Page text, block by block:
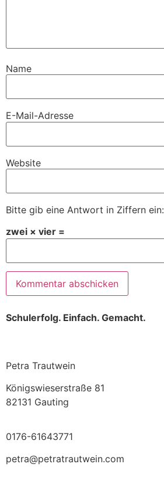
Name
E-Mail-Adresse
Website
Bitte gib eine Antwort in Ziffern ein:
zwei × vier =
Schulerfolg. Einfach. Gemacht.
Petra Trautwein
Königswieserstraße 81
82131 Gauting
0176-61643771
petra@petratrautwein.com